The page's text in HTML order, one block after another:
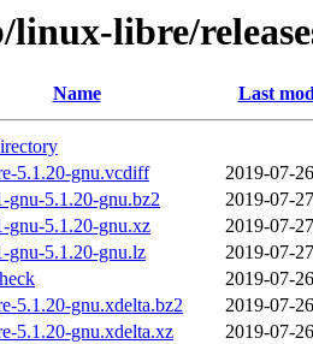
libre/
Name Last
5.1.20-gnu.vcdiff
2019-07-
gnu-5.1.20-gnu.bz2
2019-07-
gnu-5.1.20-gnu.xz
2019-07-
gnu-5.1.20-gnu.lz
2019-07-
2019-07-
5.1.20-gnu.xdelta.bz2
2019-07-
5.1.20-gnu.xdelta.xz
2019-07-